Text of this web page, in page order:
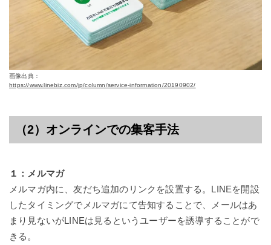
画像出典：
https://www.linebiz.com/jp/column/service-information/20190902/
（2）オンラインでの集客手法
１： メルマガ
メルマガ内に、友だち追加のリンクを設置する。LINEを開設
したタイミングでメルマガにて告知することで、メールはあ
まり見ないがLINEは見るというユーザーを誘導することがで
きる。